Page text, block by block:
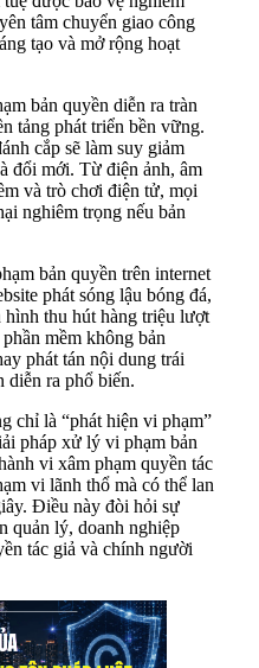
tâm chuyển giao công
tạo và mở rộng hoạt
bản quyền diễn ra tràn
tảng phát triển bền vững.
cắp sẽ làm suy giảm
đổi mới. Từ điện ảnh, âm
và trò chơi điện tử, mọi
nghiêm trọng nếu bản
bản quyền trên internet
phát sóng lậu bóng đá,
thu hút hàng triệu lượt
mềm không bản
phát tán nội dung trái
diễn ra phổ biến.
chỉ là “phát hiện vi phạm”
pháp xử lý vi phạm bản
vi xâm phạm quyền tác
vi lãnh thổ mà có thể lan
Điều này đòi hỏi sự
quản lý, doanh nghiệp
tác giả và chính người